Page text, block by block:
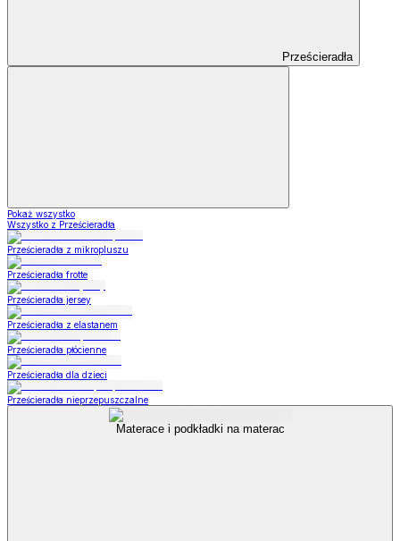
Prześcieradła
Pokaż wszystko
Wszystko z Prześcieradła
Prześcieradła z mikropluszu
Prześcieradła frotte
Prześcieradła jersey
Prześcieradła z elastanem
Prześcieradła płócienne
Prześcieradła dla dzieci
Prześcieradła nieprzepuszczalne
Materace i podkładki na materac